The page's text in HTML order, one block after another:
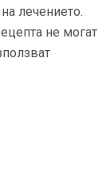
лечението.
не могат